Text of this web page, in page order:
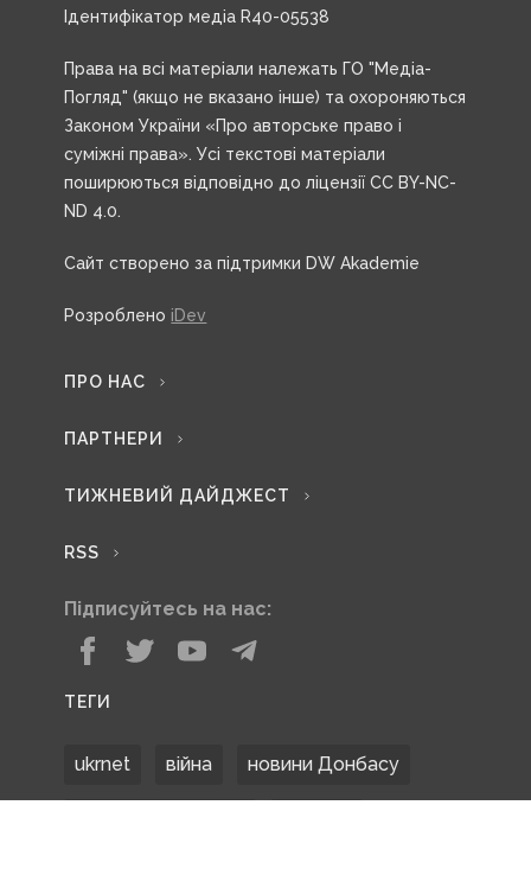
Ідентифікатор медіа R40-05538
Права на всі матеріали належать ГО "Медіа-
Погляд" (якщо не вказано інше) та охороняються
Законом України «Про авторське право і
суміжні права». Усі текстові матеріали
поширюються відповідно до ліцензії CC BY-NC-
ND 4.0.
Сайт створено за підтримки DW Akademie
Розроблено iDev
ПРО НАС
ПАРТНЕРИ
ТИЖНЕВИЙ ДАЙДЖЕСТ
RSS
Підписуйтесь на нас:
ТЕГИ
ukrnet війна новини Донбасу